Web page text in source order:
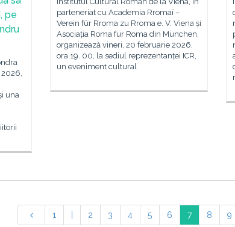
parteneriat cu Academia Rromaï –
Verein für Rroma zu Rroma e. V. Viena și
Asociația Roma für Roma din München,
organizează vineri, 20 februarie 2026,
ora 19. 00, la sediul reprezentanței ICR,
un eveniment cultural
pe
una
1 2 3 4 5 6 7 8 9